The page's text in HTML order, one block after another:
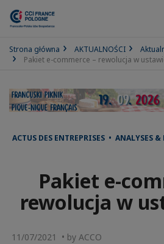
Strona główna AKTUALNOŚCI
Pakiet e-commerce – rewolucja w
ACTUS DES ENTREPRISES • ANALYSES &
Pakiet e-
rewolucja w
11/07/2021 • by ACCO